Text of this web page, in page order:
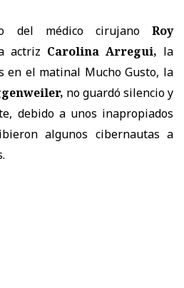
del médico cirujano Roy
actriz Carolina Arregui, la
en el matinal Mucho Gusto, la
no guardó silencio y
debido a unos inapropiados
algunos cibernautas a